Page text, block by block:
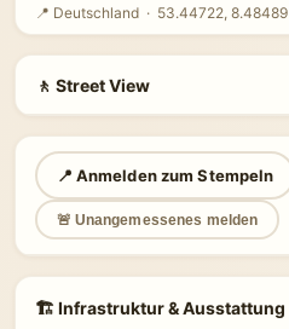
📍 Deutschland · 53.44722, 8.48489
🚶 Street View
📍 Anmelden zum Stempeln
🚨 Unangemessenes melden
🏗 Infrastruktur & Ausstattung